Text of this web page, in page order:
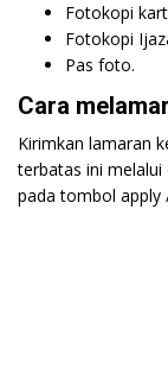
Fotokopi
Fotokopi
Pas foto.
Cara
Kirimkan lamaran
terbatas ini
pada tombol apply